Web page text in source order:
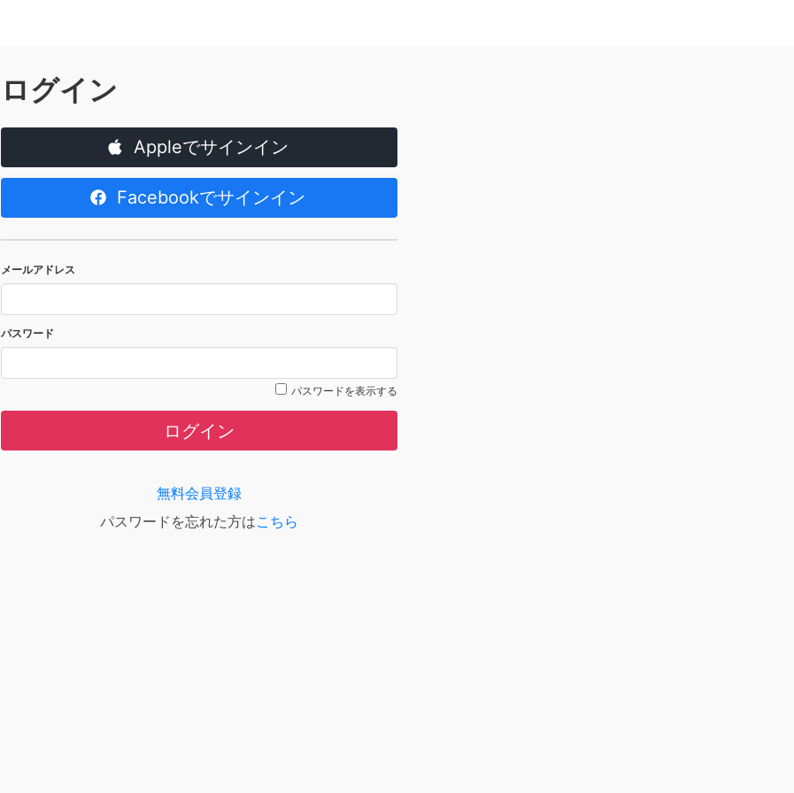
ログイン
Appleでサインイン
Facebookでサインイン
メールアドレス
パスワード
パスワードを表示する
ログイン
無料会員登録
パスワードを忘れた方はこちら